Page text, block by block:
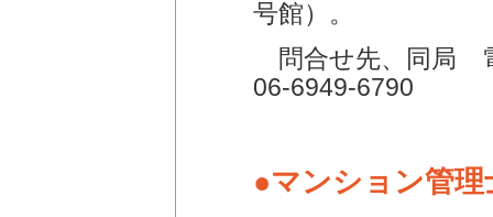
号館）。
問合せ先、同局
06-6949-6790
●マンション管